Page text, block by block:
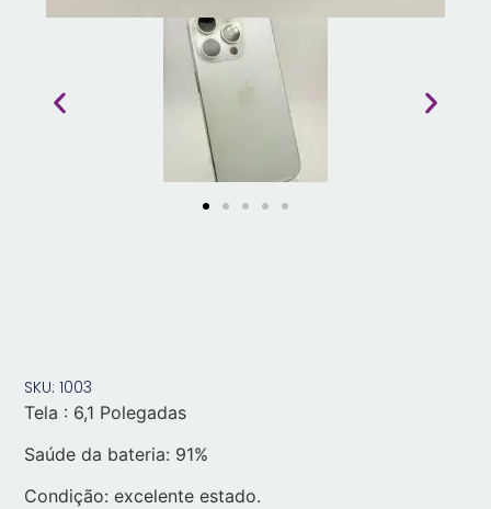
SKU: 1003
Tela : 6,1 Polegadas
Saúde da bateria: 91%
Condição: excelente estado.